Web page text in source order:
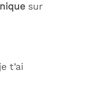
sur
t’ai